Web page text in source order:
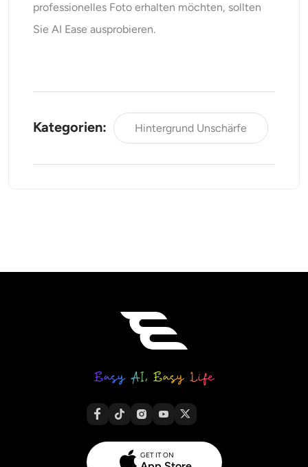
professionelles Foto erhalten möchten, sollten
Sie AI Ease ausprobieren.
Kategorien: Hintergrund Unschärfe
GET IT ON